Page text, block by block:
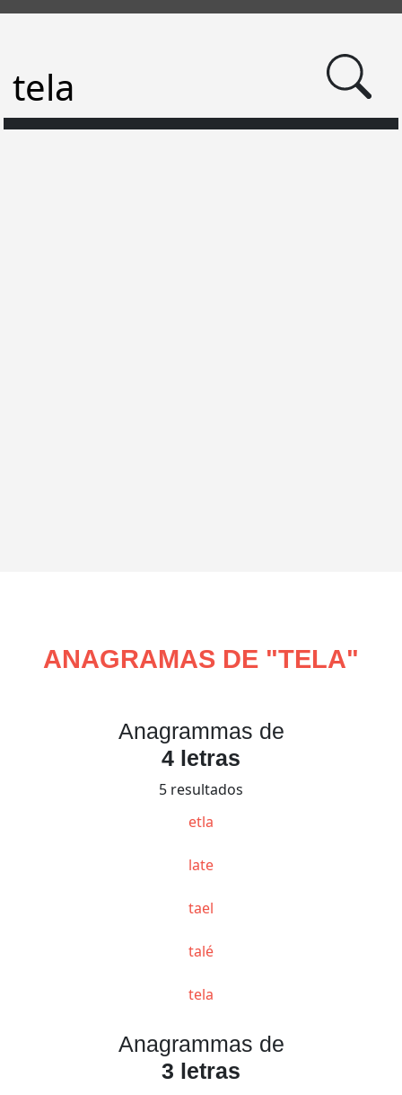
ANAGRAMAS DE "TELA"
Anagrammas de
4 letras
5 resultados
etla
late
tael
talé
tela
Anagrammas de
3 letras